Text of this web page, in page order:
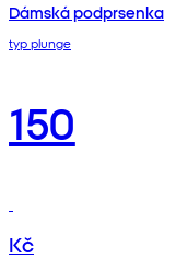
Dámská podprsenka
typ plunge
150
Kč